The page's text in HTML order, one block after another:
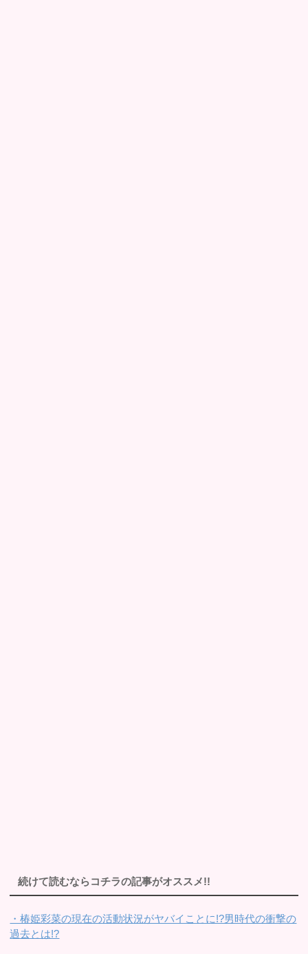
続けて読むならコチラの記事がオススメ!!
・椿姫彩菜の現在の活動状況がヤバイことに!?男時代の衝撃の
過去とは!?